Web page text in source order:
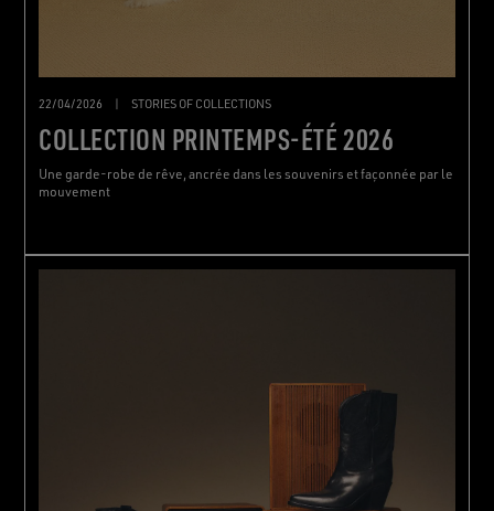
22/04/2026 STORIES OF COLLECTIONS
COLLECTION PRINTEMPS-ÉTÉ 2026
Une garde-robe de rêve, ancrée dans les souvenirs et façonnée par le
mouvement